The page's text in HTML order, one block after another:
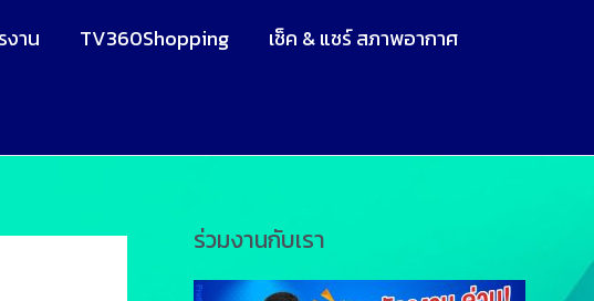
งาน TV360Shopping เช็ค & แชร์ สภาพอากาศ
ร่วมงานกับเรา